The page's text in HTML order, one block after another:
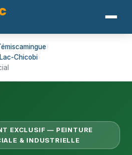
›
Chicobi›
EXCLUSIF — PEINTURE
& INDUSTRIELLE